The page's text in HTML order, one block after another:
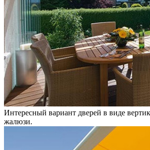
Интересный вариант дверей в виде
жалюзи.